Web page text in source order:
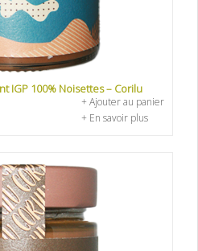
IGP 100% Noisettes – Corilu
+ Ajouter au panier
+ En savoir plus